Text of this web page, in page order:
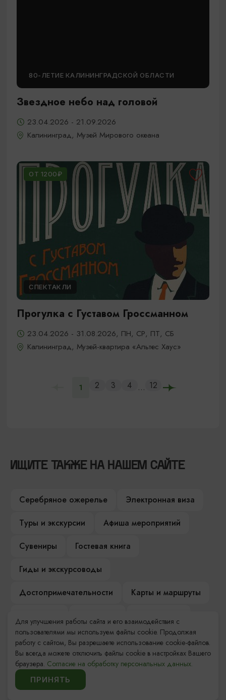
80-ЛЕТИЕ КАЛИНИНГРАДСКОЙ ОБЛАСТИ
Звездное небо над головой
23.04.2026 - 21.09.2026
Калининград, Музей Мирового океана
ОТ 1200₽
СПЕКТАКЛИ
Прогулка с Густавом Гроссманном
23.04.2026 - 31.08.2026, ПН, СР, ПТ, СБ
Калининград, Музей-квартира «Альтес Хаус»
1 2 3 4 ... 12
ИЩИТЕ ТАКЖЕ НА НАШЕМ САЙТЕ
Серебряное ожерелье
Электронная виза
Туры и экскурсии
Афиша мероприятий
Сувениры
Гостевая книга
Гиды и экскурсоводы
Достопримечательности
Карты и маршруты
Компас Балтийской кухни
Настоящий Калининградец
Музеи
Для улучшения работы сайта и его взаимодействия с
пользователями мы используем файлы cookie. Продолжая
работу с сайтом, Вы разрешаете использование cookie-файлов.
Вы всегда можете отключить файлы cookie в настройках Вашего
браузера. Согласие на обработку персональных данных.
ПРИНЯТЬ